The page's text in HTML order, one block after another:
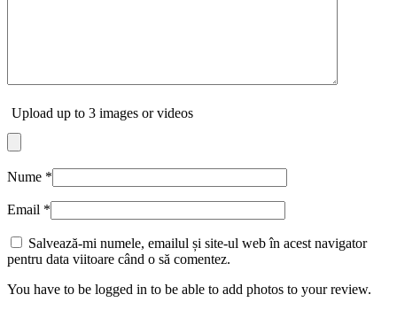
Upload up to 3 images or videos
Nume *
Email *
Salvează-mi numele, emailul și site-ul web în acest navigator
pentru data viitoare când o să comentez.
You have to be logged in to be able to add photos to your review.